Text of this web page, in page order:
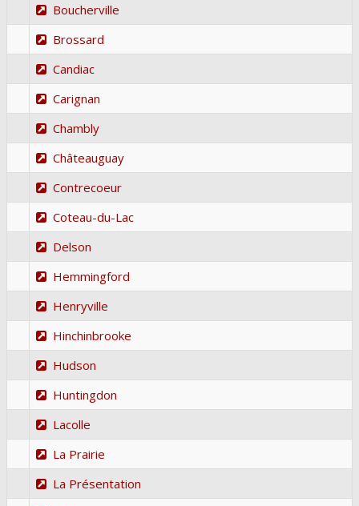
Boucherville
Brossard
Candiac
Carignan
Chambly
Châteauguay
Contrecoeur
Coteau-du-Lac
Delson
Hemmingford
Henryville
Hinchinbrooke
Hudson
Huntingdon
Lacolle
La Prairie
La Présentation